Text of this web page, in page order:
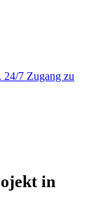
24/7 Zugang zu
in